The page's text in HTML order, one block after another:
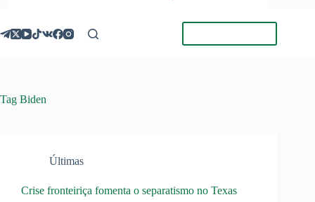
Tag Biden
Últimas
Crise fronteiriça fomenta o separatismo no Texas